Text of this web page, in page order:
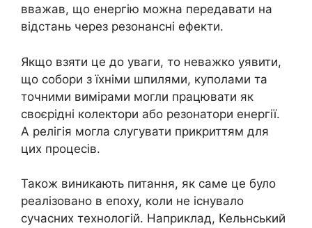
вважав, що енергію можна передавати на
відстань через резонансні ефекти.
Якщо взяти це до уваги, то неважко уявити,
що собори з їхніми шпилями, куполами та
точними вимірами могли працювати як
своєрідні колектори або резонатори енергії.
А релігія могла слугувати прикриттям для
цих процесів.
Також виникають питання, як саме це було
реалізовано в епоху, коли не існувало
сучасних технологій. Наприклад, Кельнський